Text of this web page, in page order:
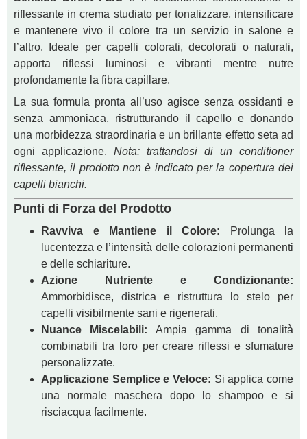
riflessante in crema studiato per tonalizzare, intensificare
e mantenere vivo il colore tra un servizio in salone e
l’altro. Ideale per capelli colorati, decolorati o naturali,
apporta riflessi luminosi e vibranti mentre nutre
profondamente la fibra capillare.
La sua formula pronta all’uso agisce senza ossidanti e
senza ammoniaca, ristrutturando il capello e donando
una morbidezza straordinaria e un brillante effetto seta ad
ogni applicazione. Nota: trattandosi di un conditioner
riflessante, il prodotto non è indicato per la copertura dei
capelli bianchi.
Punti di Forza del Prodotto
Ravviva e Mantiene il Colore: Prolunga la
lucentezza e l’intensità delle colorazioni permanenti
e delle schiariture.
Azione Nutriente e Condizionante:
Ammorbidisce, districa e ristruttura lo stelo per
capelli visibilmente sani e rigenerati.
Nuance Miscelabili: Ampia gamma di tonalità
combinabili tra loro per creare riflessi e sfumature
personalizzate.
Applicazione Semplice e Veloce: Si applica come
una normale maschera dopo lo shampoo e si
risciacqua facilmente.